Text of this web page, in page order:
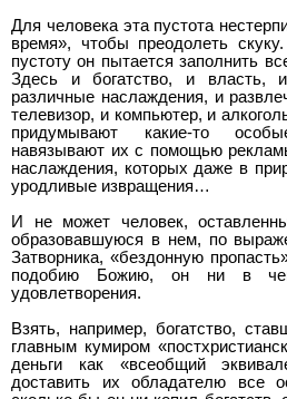
Для человека эта пустота
время», чтобы преодолеть
пустоту он пытается заполнить
Здесь и богатство, и власть,
различные наслаждения, и
телевизор, и компьютер, и
придумывают какие-то
навязывают их с помощью
наслаждения, которых даже в
уродливые извращения…
И не может человек,
образовавшуюся в нем, по
Затворника, «бездонную
подобию Божию, он ни в
удовлетворения.
Взять, например, богатство,
главным кумиром
деньги как «всеобщий
доставить их обладателю все